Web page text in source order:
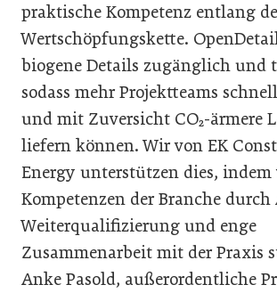
praktische Kompetenz entlang
Wertschöpfungskette.
biogene Details zugänglich und
sodass mehr Projektteams
und mit Zuversicht CO₂-ärmere
liefern können. Wir von EK
Energy unterstützen dies,
Kompetenzen der Branche
Weiterqualifizierung und enge
Zusammenarbeit mit der Praxis
Anke Pasold, außerordentliche